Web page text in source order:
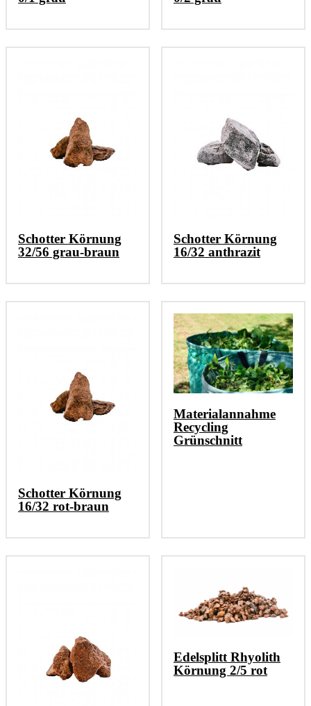
Schotter Körnung
32/56 grau-braun
Schotter Körnung
16/32 anthrazit
Schotter Körnung
16/32 rot-braun
Materialannahme
Recycling
Grünschnitt
Edelsplitt Rhyolith
Körnung 2/5 rot